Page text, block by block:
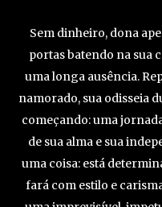
Sem dinheiro, dona
portas batendo na sua
uma longa ausência.
namorado, sua odisseia
começando: uma
de sua alma e sua
uma coisa: está
fará com estilo e